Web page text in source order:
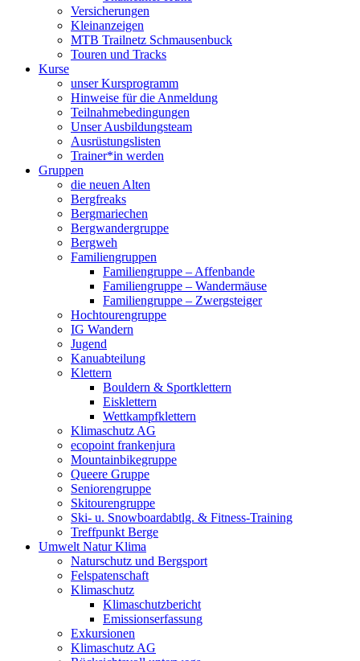
Versicherungen
Kleinanzeigen
MTB Trailnetz Schmausenbuck
Touren und Tracks
Kurse
unser Kursprogramm
Hinweise für die Anmeldung
Teilnahmebedingungen
Unser Ausbildungsteam
Ausrüstungslisten
Trainer*in werden
Gruppen
die neuen Alten
Bergfreaks
Bergmariechen
Bergwandergruppe
Bergweh
Familiengruppen
Familiengruppe – Affenbande
Familiengruppe – Wandermäuse
Familiengruppe – Zwergsteiger
Hochtourengruppe
IG Wandern
Jugend
Kanuabteilung
Klettern
Bouldern & Sportklettern
Eisklettern
Wettkampfklettern
Klimaschutz AG
ecopoint frankenjura
Mountainbikegruppe
Queere Gruppe
Seniorengruppe
Skitourengruppe
Ski- u. Snowboardabtlg. & Fitness-Training
Treffpunkt Berge
Umwelt Natur Klima
Naturschutz und Bergsport
Felspatenschaft
Klimaschutz
Klimaschutzbericht
Emissionserfassung
Exkursionen
Klimaschutz AG